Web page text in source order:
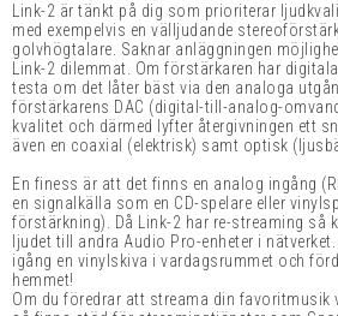
Link-2 är tänkt på dig som prioriterar
med exempelvis en välljudande
golvhögtalare. Saknar anläggningen
Link-2 dilemmat. Om förstärkaren har
testa om det låter bäst via den analoga
förstärkarens DAC (digital-till-analog-
kvalitet och därmed lyfter återgivningen ett
även en coaxial (elektrisk) samt optisk
En finess är att det finns en analog ingång
en signalkälla som en CD-spelare eller
förstärkning). Då Link-2 har re-streaming så
ljudet till andra Audio Pro-enheter i
igång en vinylskiva i vardagsrummet och
hemmet!
Om du föredrar att streama din favoritmusik